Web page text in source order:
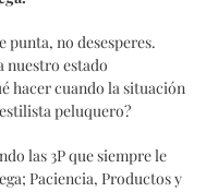
punta, no desesperes.
nuestro estado
hacer cuando la situación
peluquero?
las 3P que siempre le
Paciencia, Productos y